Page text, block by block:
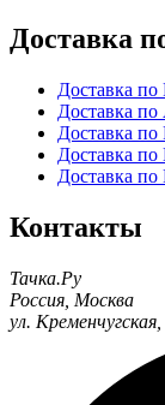
Доставка
Доставка по
Доставка
Доставка по
Доставка по
Доставка
Контакты
Тачка.Ру
Россия Москва
ул.